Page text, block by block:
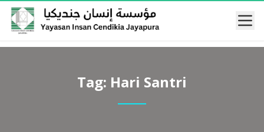
Tag: Hari Santri